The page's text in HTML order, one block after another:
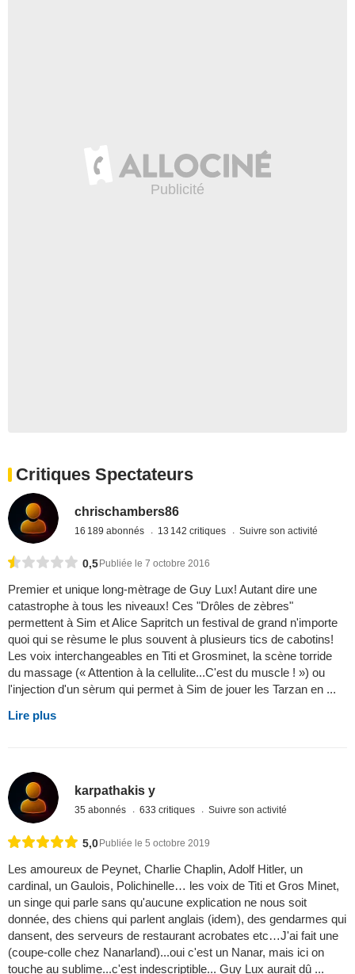
Critiques Spectateurs
chrischambers86
16 189 abonnés 13 142 critiques Suivre son activité
0,5 Publiée le 7 octobre 2016
Premier et unique long-mètrage de Guy Lux! Autant dire une
catastrophe à tous les niveaux! Ces "Drôles de zèbres"
permettent à Sim et Alice Sapritch un festival de grand n'importe
quoi qui se rèsume le plus souvent à plusieurs tics de cabotins!
Les voix interchangeables en Titi et Grosminet, la scène torride
du massage (« Attention à la cellulite...C'est du muscle ! ») ou
l'injection d'un sèrum qui permet à Sim de jouer les Tarzan en ...
Lire plus
karpathakis y
35 abonnés 633 critiques Suivre son activité
5,0Publiée le 5 octobre 2019
Les amoureux de Peynet, Charlie Chaplin, Adolf Hitler, un
cardinal, un Gaulois, Polichinelle… les voix de Titi et Gros Minet,
un singe qui parle sans qu'aucune explication ne nous soit
donnée, des chiens qui parlent anglais (idem), des gendarmes qui
dansent, des serveurs de restaurant acrobates etc…J'ai fait une
(coupe-colle chez Nanarland)...oui c'est un Nanar, mais ici on
touche au sublime...c'est indescriptible... Guy Lux aurait dû ...